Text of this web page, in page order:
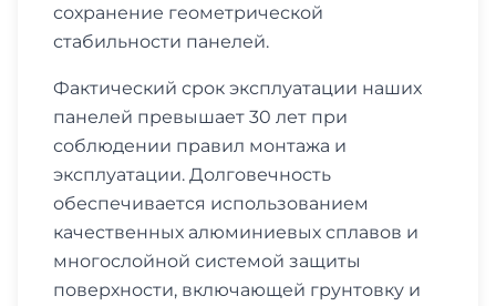
сохранение геометрической
стабильности панелей.
Фактический срок эксплуатации наших
панелей превышает 30 лет при
соблюдении правил монтажа и
эксплуатации. Долговечность
обеспечивается использованием
качественных алюминиевых сплавов и
многослойной системой защиты
поверхности, включающей грунтовку и